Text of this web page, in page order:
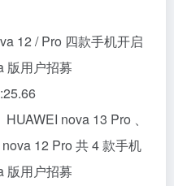
12 / Pro 四款手机开启
版用户招募
nova 13 Pro 、
12 Pro 共 4 款手机
版用户招募